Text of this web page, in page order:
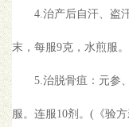
4.治产后自汗、盗汗
末，每服9克，水煎服
5.治脱骨疽：元参、
服。连服10剂。(《验